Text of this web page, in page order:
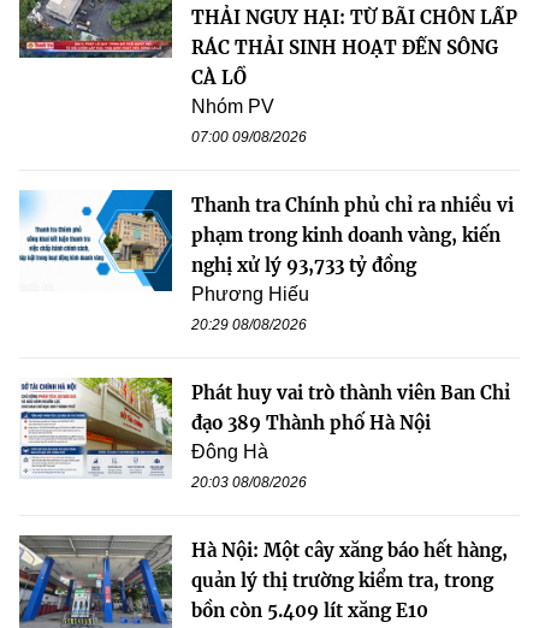
THẢI NGUY HẠI: TỪ BÃI CHÔN LẤP
RÁC THẢI SINH HOẠT ĐẾN SÔNG
CÀ LỒ
Nhóm PV
07:00 09/08/2026
Thanh tra Chính phủ chỉ ra nhiều vi
phạm trong kinh doanh vàng, kiến
nghị xử lý 93,733 tỷ đồng
Phương Hiếu
20:29 08/08/2026
Phát huy vai trò thành viên Ban Chỉ
đạo 389 Thành phố Hà Nội
Đông Hà
20:03 08/08/2026
Hà Nội: Một cây xăng báo hết hàng,
quản lý thị trường kiểm tra, trong
bồn còn 5.409 lít xăng E10